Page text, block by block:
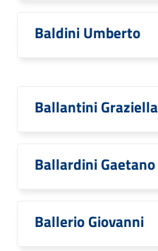
Baldini Umberto
Ballantini Graziella
Ballardini Gaetano
Ballerio Giovanni